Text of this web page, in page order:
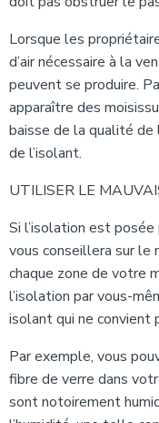
Lorsque les
d’air nécessaire à la
peuvent se produire.
apparaître des
baisse de la qualité de
de l’isolant.
UTILISER LE
Si l’isolation est
vous conseillera sur
chaque zone de votre
l’isolation par vous-
isolant qui ne convient
Par exemple, vous
fibre de verre dans
sont notoirement